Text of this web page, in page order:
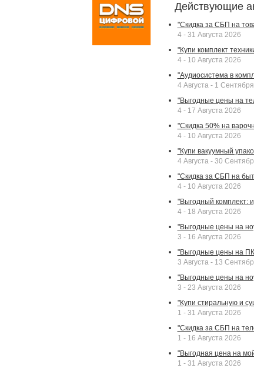
Действующие
"Скидка за СБП на
4 - 31 Августа 2026
"Купи комплект
4 - 10 Августа 2026
"Аудиосистема в
4 Августа - 1
"Выгодные цены на
4 - 17 Августа 2026
"Скидка 50% на
4 - 10 Августа 2026
"Купи вакуумный
4 Августа - 30
"Скидка за СБП на
4 - 10 Августа 2026
"Выгодный комплект:
4 - 18 Августа 2026
"Выгодные цены на
3 - 16 Августа 2026
"Выгодные цены на
3 Августа - 13
"Выгодные цены на
3 - 23 Августа 2026
"Купи стиральную и
1 - 31 Августа 2026
"Скидка за СБП на
1 - 16 Августа 2026
"Выгодная цена на
1 - 31 Августа 2026